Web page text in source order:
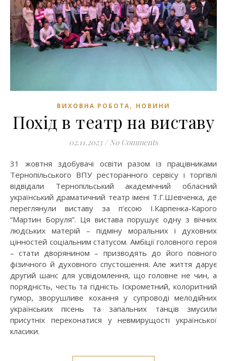
ВИХОВНА РОБОТА, НОВИНИ
Похід в театр на виставу
02.11.2023 / No Comments
31 жовтня здобувачі освіти разом із працівниками
Тернопільського ВПУ ресторанного сервісу і торгівлі
відвідали Тернопільський академічний обласний
український драматичний театр імені Т.Г.Шевченка, де
переглянули виставу за п’єсою І.Карпенка-Карого
“Мартин Боруля”. Ця вистава порушує одну з вічних
людських матерій – підміну моральних і духовних
цінностей соціальним статусом. Амбіції головного героя
– стати дворянином – призводять до його повного
фізичного й духовного спустошення. Але життя дарує
другий шанс для усвідомлення, що головне не чин, а
порядність, честь та гідність. Іскрометний, колоритний
гумор, зворушливе кохання у супроводі мелодійних
українських пісень та запальних танців змусили
присутніх переконатися у невмирущості української
класики.